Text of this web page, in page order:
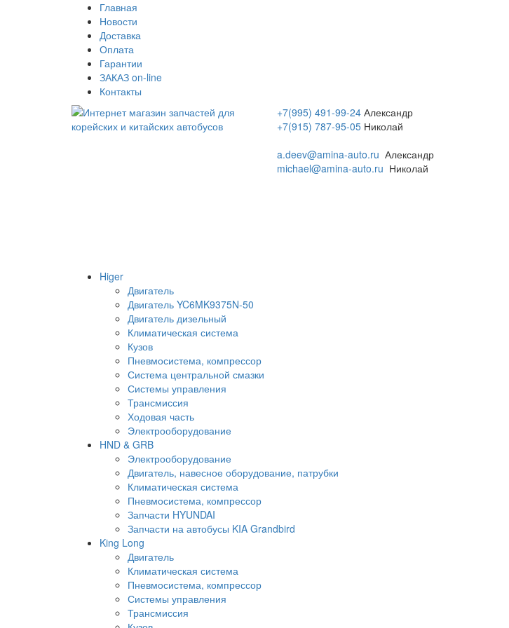
Главная
Новости
Доставка
Оплата
Гарантии
ЗАКАЗ on-line
Контакты
+7(995) 491-99-24Александр
+7(915) 787-95-05Николай
a.deev@amina-auto.ru Александр
michael@amina-auto.ru Николай
Higer
Двигатель
Двигатель YC6MK9375N-50
Двигатель дизельный
Климатическая система
Кузов
Пневмосистема, компрессор
Система центральной смазки
Системы управления
Трансмиссия
Ходовая часть
Электрооборудование
HND & GRB
Электрооборудование
Двигатель, навесное оборудование, патрубки
Климатическая система
Пневмосистема, компрессор
Запчасти HYUNDAI
Запчасти на автобусы KIA Grandbird
King Long
Двигатель
Климатическая система
Пневмосистема, компрессор
Системы управления
Трансмиссия